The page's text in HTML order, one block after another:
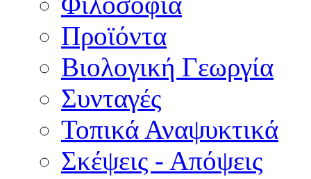
Προϊόντα
Βιολογική Γεωργία
Συνταγές
Τοπικά Αναψυκτικά
Σκέψεις - Απόψεις